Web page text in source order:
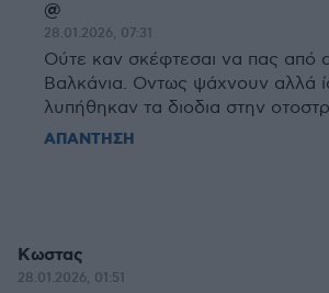
@
28.01.2026, 07:31
Ούτε καν σκέφτεσαι να πας από
Βαλκάνια. Οντως ψάχνουν αλλά
λυπήθηκαν τα διοδια στην
ΑΠΑΝΤΗΣΗ
Κωστας
28.01.2026, 01:51